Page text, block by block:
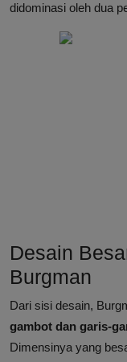
didominasi oleh dua
Desain
Burgman
Dari sisi desain,
gambot dan garis-
Dimensinya yang